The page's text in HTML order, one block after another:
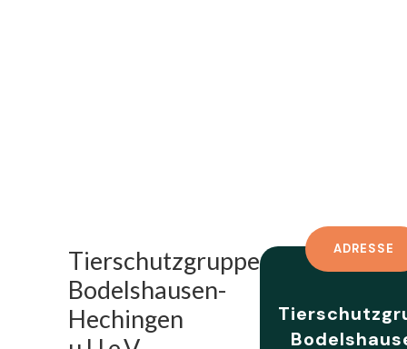
Tierschutzgruppe
Bodelshausen-
Hechingen
ADRESSE